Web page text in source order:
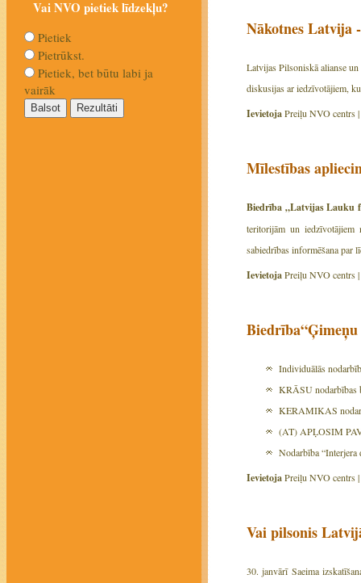
Nākotnes Latvija
Latvijas Pilsoniskā alianse
diskusijas ar iedzīvotājiem,
IevietojaPreiļu NVO centrs |
Mīlestības
Biedrība „Latvijas Lauku
teritorijām un iedzīvotājiem
sabiedrības informēšana par
IevietojaPreiļu NVO centrs |
Individuālās
KRĀSU nodarbības
KERAMIKAS
(AT) APĻOSIM
Nodarbība “Interjera
IevietojaPreiļu NVO centrs |
Vai pilsonis
30. janvārī Saeima
Vai NVO pietiek līdzekļu?
Pietiek
Pietrūkst.
Pietiek, bet būtu labi ja
vairāk